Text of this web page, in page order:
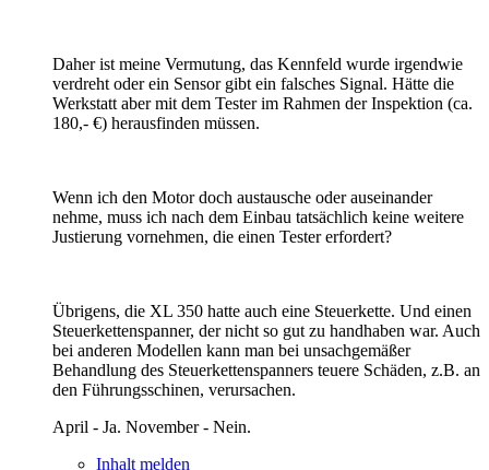
Daher ist meine Vermutung, das Kennfeld wurde irgendwie
verdreht oder ein Sensor gibt ein falsches Signal. Hätte die
Werkstatt aber mit dem Tester im Rahmen der Inspektion (ca.
180,- €) herausfinden müssen.
Wenn ich den Motor doch austausche oder auseinander
nehme, muss ich nach dem Einbau tatsächlich keine weitere
Justierung vornehmen, die einen Tester erfordert?
Übrigens, die XL 350 hatte auch eine Steuerkette. Und einen
Steuerkettenspanner, der nicht so gut zu handhaben war. Auch
bei anderen Modellen kann man bei unsachgemäßer
Behandlung des Steuerkettenspanners teuere Schäden, z.B. an
den Führungsschinen, verursachen.
April - Ja. November - Nein.
Inhalt melden